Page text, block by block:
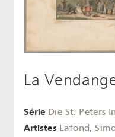
La
Série Die St. Peters
Artistes Lafond,